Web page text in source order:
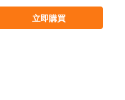
立即購買